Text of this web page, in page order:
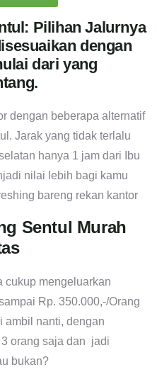
Pilihan Jalurnya
dengan
dari yang
dengan beberapa alternatif
Jarak yang tidak terlalu
hanya 1 jam dari Ibu
nilai lebih bagi kamu
bareng rekan kantor
Sentul Murah
cukup mengeluarkan
Rp. 350.000,-/Orang
ambil nanti, dengan
orang saja dan jadi
bukan?